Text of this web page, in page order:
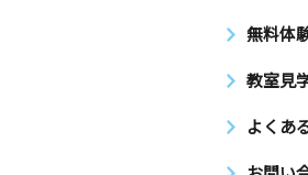
無料体
教室見
よくあ